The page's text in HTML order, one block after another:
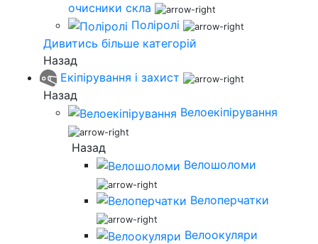
очисники скла
Поліролі
Дивитись більше категорій
Назад
Екіпірування і захист
Назад
Велоекіпірування
Назад
Велошоломи
Велоперчатки
Велоокуляри